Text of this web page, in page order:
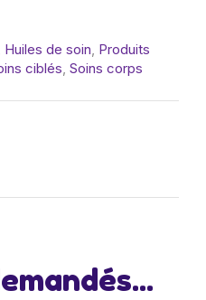
Huiles de soin Produits
ciblés Soins corps